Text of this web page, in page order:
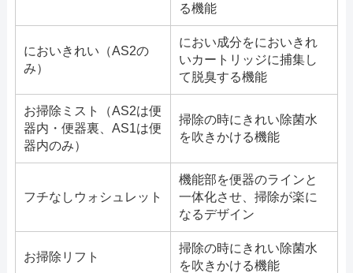
る機能
においきれい（AS2の
み）
におい成分をにおいきれ
いカートリッジに捕集し
て脱臭する機能
お掃除ミスト（AS2は便
器内・便器裏、AS1は便
器内のみ）
掃除の時にきれい除菌水
を吹きかける機能
フチなしウォシュレット
機能部を便器のラインと
一体化させ、掃除が楽に
なるデザイン
お掃除リフト
掃除の時にきれい除菌水
を吹きかける機能